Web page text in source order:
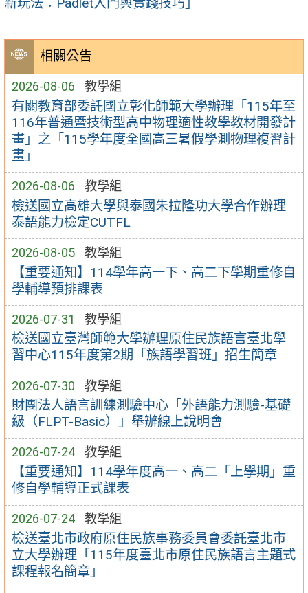
相關公告
2026-08-06 教學組
有關教育部委託國立彰化師範大學辦理「115年至
116年普通暨技術型高中物理適性教學教材開發計
畫」之「115學年度全國高三暑假學測物理複習計
畫」
2026-08-06 教學組
檢送國立高雄大學與泰國朱拉隆功大學合作辦理
泰語能力檢定CUTFL
2026-08-05 教學組
【重要通知】114學年高一下、高二下學期重修自
學輔導預排課表
2026-07-31 教學組
檢送國立臺灣師範大學辦理原住民族語言臺北學
習中心115年度第2期「族語學習班」招生簡章
2026-07-30 教學組
財團法人語言訓練測驗中心「外語能力測驗-基礎
級（FLPT-Basic）」舉辦線上說明會
2026-07-24 教學組
【重要通知】114學年度高一、高二「上學期」重
修自學輔導正式課表
2026-07-24 教學組
檢送臺北市政府原住民族事務委員會委託臺北市
立大學辦理「115年度臺北市原住民族語言主題式
課程報名簡章」
新玩法：Padlet入門與實踐技巧」